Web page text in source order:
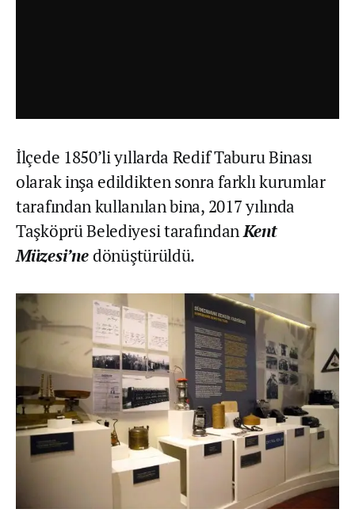
İlçede 1850’li yıllarda Redif Taburu Binası
olarak inşa edildikten sonra farklı kurumlar
tarafından kullanılan bina, 2017 yılında
Taşköprü Belediyesi tarafındanKent
Müzesi’nedönüştürüldü.